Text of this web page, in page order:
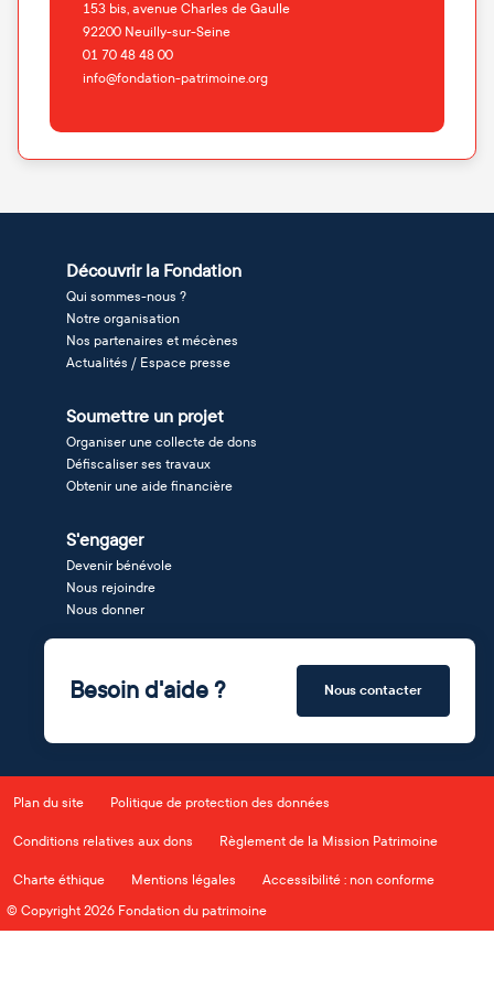
153 bis, avenue Charles de Gaulle
92200 Neuilly-sur-Seine
01 70 48 48 00
info@fondation-patrimoine.org
Découvrir la Fondation
Qui sommes-nous ?
Notre organisation
Nos partenaires et mécènes
Actualités / Espace presse
Soumettre un projet
Organiser une collecte de dons
Défiscaliser ses travaux
Obtenir une aide financière
S'engager
Devenir bénévole
Nous rejoindre
Nous donner
Besoin d'aide ? Nous contacter
Plan du site Politique de protection des données
Conditions relatives aux dons Règlement de la Mission Patrimoine
Charte éthique Mentions légales
Accessibilité : non conforme
© Copyright 2026 Fondation du patrimoine